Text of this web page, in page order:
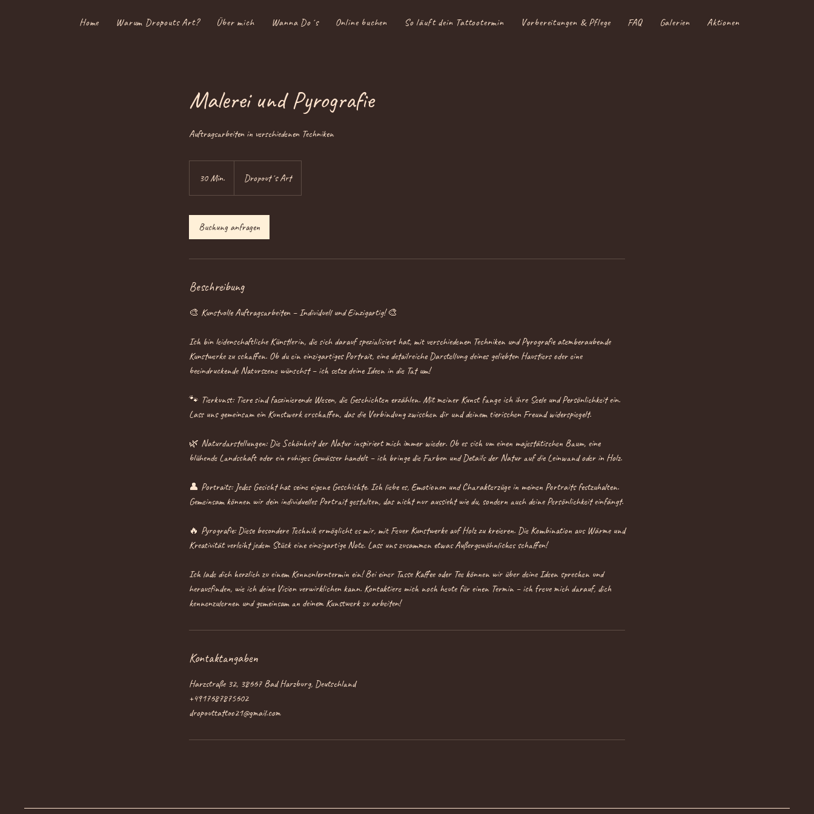
Home Warum Dropouts Art? Über mich Wanna Do´s Online buchen So läuft dein Tattootermin Vorbereitungen & Pflege FAQ Galerien Aktionen & Angebote
Malerei und Pyrografie
Auftragsarbeiten in verschiedenen Techniken
30 Min.
0
n
Dropout´s Art
Buchung anfragen
Beschreibung
🎨 Kunstvolle Auftragsarbeiten – Individuell und Einzigartig! 🎨
Ich bin leidenschaftliche Künstlerin, die sich darauf spezialisiert hat, mit verschiedenen Techniken und Pyrografie atemberaubende
Kunstwerke zu schaffen. Ob du ein einzigartiges Portrait, eine detailreiche Darstellung deines geliebten Haustiers oder eine
beeindruckende Naturszene wünschst – ich setze deine Ideen in die Tat um!
🐾 Tierkunst: Tiere sind faszinierende Wesen, die Geschichten erzählen. Mit meiner Kunst fange ich ihre Seele und Persönlichkeit ein.
Lass uns gemeinsam ein Kunstwerk erschaffen, das die Verbindung zwischen dir und deinem tierischen Freund widerspiegelt.
🌿 Naturdarstellungen: Die Schönheit der Natur inspiriert mich immer wieder. Ob es sich um einen majestätischen Baum, eine
blühende Landschaft oder ein ruhiges Gewässer handelt – ich bringe die Farben und Details der Natur auf die Leinwand oder in Holz.
👤 Portraits: Jedes Gesicht hat seine eigene Geschichte. Ich liebe es, Emotionen und Charakterzüge in meinen Portraits festzuhalten.
Gemeinsam können wir dein individuelles Portrait gestalten, das nicht nur aussieht wie du, sondern auch deine Persönlichkeit einfängt.
🔥 Pyrografie: Diese besondere Technik ermöglicht es mir, mit Feuer Kunstwerke auf Holz zu kreieren. Die Kombination aus Wärme und
Kreativität verleiht jedem Stück eine einzigartige Note. Lass uns zusammen etwas Außergewöhnliches schaffen!
Ich lade dich herzlich zu einem Kennenlerntermin ein! Bei einer Tasse Kaffee oder Tee können wir über deine Ideen sprechen und
herausfinden, wie ich deine Vision verwirklichen kann. Kontaktiere mich noch heute für einen Termin – ich freue mich darauf, dich
Kontaktangaben
Harzstraße 32, 38667 Bad Harzburg, Deutschland
+4917687875602
dropouttattoo21@gmail.com